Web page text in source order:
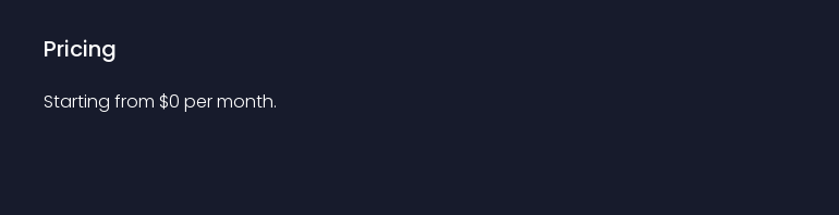
Pricing
Starting from $0 per month.